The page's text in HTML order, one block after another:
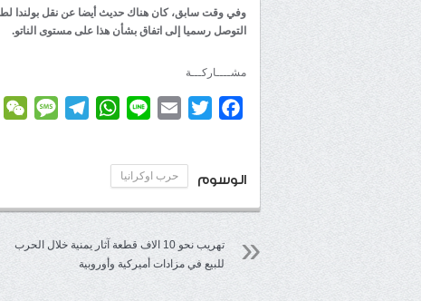
التوصل رسميا إلى اتفاق بشأن هذا على مستوى الناتو.
مشــــاركـــة
Facebook
Twitter
Email
Line
WhatsApp
Telegram
الوسوم حرب اوكرانيا
تهريب نحو 10 الاف قطعة آثار يمنية خلال الحرب
للبيع في مزادات أميركية وأوروبية